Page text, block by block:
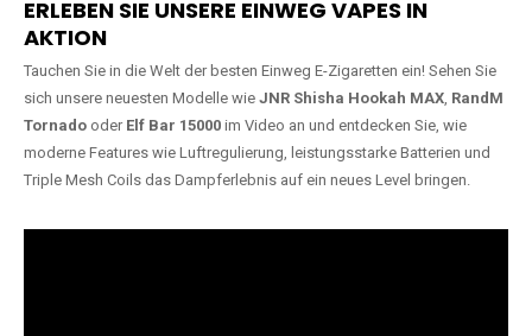
ERLEBEN SIE UNSERE EINWEG VAPES IN
AKTION
Tauchen Sie in die Welt der besten Einweg E-Zigaretten ein! Sehen Sie
sich unsere neuesten Modelle wie JNR Shisha Hookah MAX, RandM
Tornado oder Elf Bar 15000 im Video an und entdecken Sie, wie
moderne Features wie Luftregulierung, leistungsstarke Batterien und
Triple Mesh Coils das Dampferlebnis auf ein neues Level bringen.